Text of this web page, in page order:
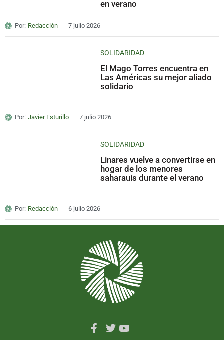
en verano
Por: Redacción 7 julio 2026
SOLIDARIDAD
El Mago Torres encuentra en
Las Américas su mejor aliado
solidario
Por: Javier Esturillo 7 julio 2026
SOLIDARIDAD
Linares vuelve a convertirse en
hogar de los menores
saharauis durante el verano
Por: Redacción 6 julio 2026